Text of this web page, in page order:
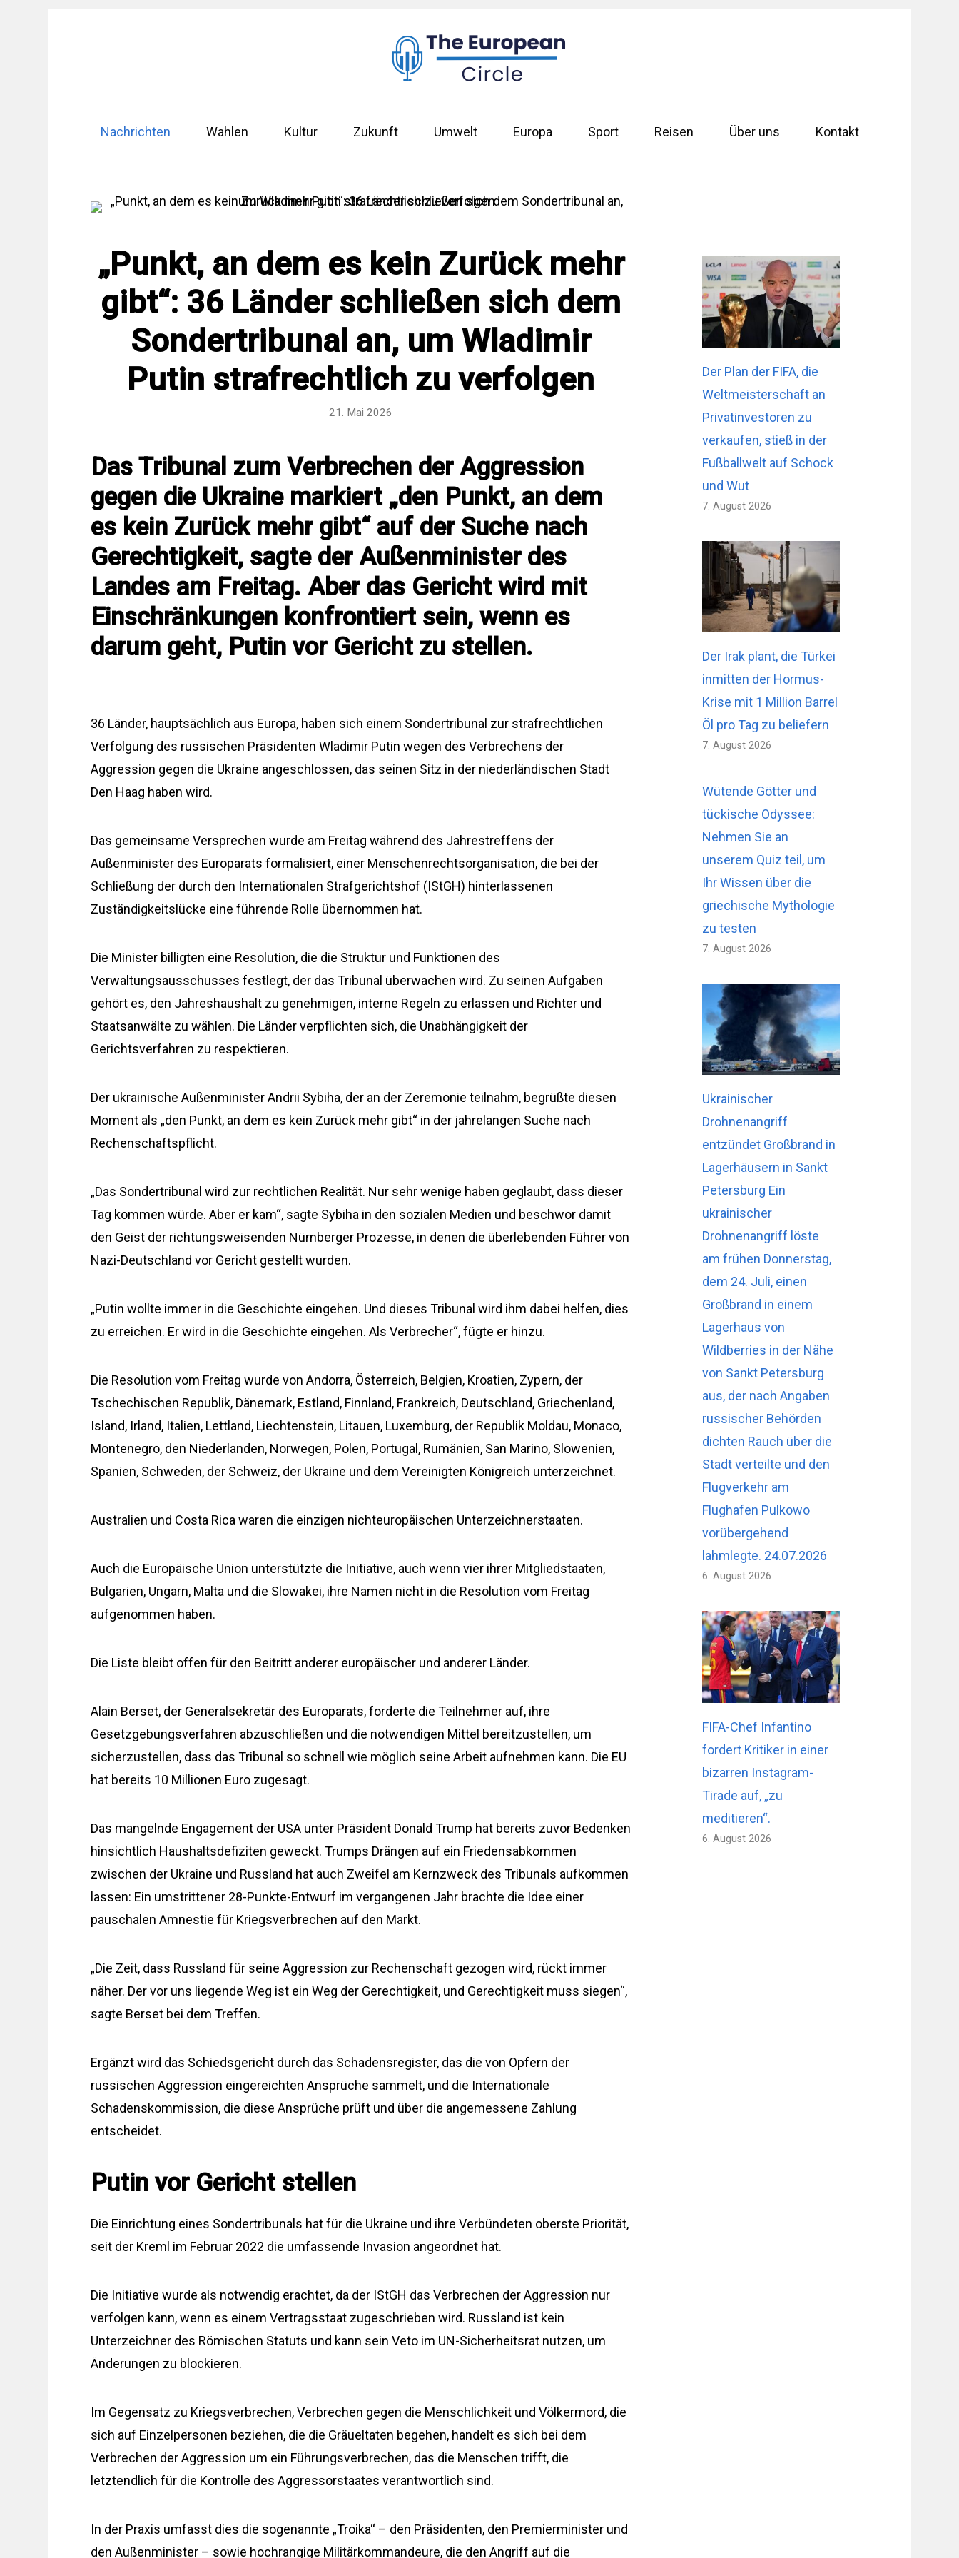
Nachrichten Wahlen Kultur Zukunft Umwelt Europa Sport Reisen Über uns Kontakt
„Punkt, an dem es kein Zurück mehr
gibt“: 36 Länder schließen sich dem
Sondertribunal an, um Wladimir
Putin strafrechtlich zu verfolgen
21. Mai 2026
Das Tribunal zum Verbrechen der Aggression
gegen die Ukraine markiert „den Punkt, an dem
es kein Zurück mehr gibt“ auf der Suche nach
Gerechtigkeit, sagte der Außenminister des
Landes am Freitag. Aber das Gericht wird mit
Einschränkungen konfrontiert sein, wenn es
darum geht, Putin vor Gericht zu stellen.
36 Länder, hauptsächlich aus Europa, haben sich einem Sondertribunal zur strafrechtlichen
Verfolgung des russischen Präsidenten Wladimir Putin wegen des Verbrechens der
Aggression gegen die Ukraine angeschlossen, das seinen Sitz in der niederländischen Stadt
Den Haag haben wird.
Das gemeinsame Versprechen wurde am Freitag während des Jahrestreffens der
Außenminister des Europarats formalisiert, einer Menschenrechtsorganisation, die bei der
Schließung der durch den Internationalen Strafgerichtshof (IStGH) hinterlassenen
Zuständigkeitslücke eine führende Rolle übernommen hat.
Die Minister billigten eine Resolution, die die Struktur und Funktionen des
Verwaltungsausschusses festlegt, der das Tribunal überwachen wird. Zu seinen Aufgaben
gehört es, den Jahreshaushalt zu genehmigen, interne Regeln zu erlassen und Richter und
Staatsanwälte zu wählen. Die Länder verpflichten sich, die Unabhängigkeit der
Gerichtsverfahren zu respektieren.
Der ukrainische Außenminister Andrii Sybiha, der an der Zeremonie teilnahm, begrüßte diesen
Moment als „den Punkt, an dem es kein Zurück mehr gibt“ in der jahrelangen Suche nach
Rechenschaftspflicht.
„Das Sondertribunal wird zur rechtlichen Realität. Nur sehr wenige haben geglaubt, dass dieser
Tag kommen würde. Aber er kam“, sagte Sybiha in den sozialen Medien und beschwor damit
den Geist der richtungsweisenden Nürnberger Prozesse, in denen die überlebenden Führer von
Nazi-Deutschland vor Gericht gestellt wurden.
„Putin wollte immer in die Geschichte eingehen. Und dieses Tribunal wird ihm dabei helfen, dies
zu erreichen. Er wird in die Geschichte eingehen. Als Verbrecher“, fügte er hinzu.
Die Resolution vom Freitag wurde von Andorra, Österreich, Belgien, Kroatien, Zypern, der
Tschechischen Republik, Dänemark, Estland, Finnland, Frankreich, Deutschland, Griechenland,
Island, Irland, Italien, Lettland, Liechtenstein, Litauen, Luxemburg, der Republik Moldau, Monaco,
Montenegro, den Niederlanden, Norwegen, Polen, Portugal, Rumänien, San Marino, Slowenien,
Spanien, Schweden, der Schweiz, der Ukraine und dem Vereinigten Königreich unterzeichnet.
Australien und Costa Rica waren die einzigen nichteuropäischen Unterzeichnerstaaten.
Auch die Europäische Union unterstützte die Initiative, auch wenn vier ihrer Mitgliedstaaten,
Bulgarien, Ungarn, Malta und die Slowakei, ihre Namen nicht in die Resolution vom Freitag
aufgenommen haben.
Die Liste bleibt offen für den Beitritt anderer europäischer und anderer Länder.
Alain Berset, der Generalsekretär des Europarats, forderte die Teilnehmer auf, ihre
Gesetzgebungsverfahren abzuschließen und die notwendigen Mittel bereitzustellen, um
sicherzustellen, dass das Tribunal so schnell wie möglich seine Arbeit aufnehmen kann. Die EU
hat bereits 10 Millionen Euro zugesagt.
Das mangelnde Engagement der USA unter Präsident Donald Trump hat bereits zuvor Bedenken
hinsichtlich Haushaltsdefiziten geweckt. Trumps Drängen auf ein Friedensabkommen
zwischen der Ukraine und Russland hat auch Zweifel am Kernzweck des Tribunals aufkommen
lassen: Ein umstrittener 28-Punkte-Entwurf im vergangenen Jahr brachte die Idee einer
pauschalen Amnestie für Kriegsverbrechen auf den Markt.
„Die Zeit, dass Russland für seine Aggression zur Rechenschaft gezogen wird, rückt immer
näher. Der vor uns liegende Weg ist ein Weg der Gerechtigkeit, und Gerechtigkeit muss siegen“,
sagte Berset bei dem Treffen.
Ergänzt wird das Schiedsgericht durch das Schadensregister, das die von Opfern der
russischen Aggression eingereichten Ansprüche sammelt, und die Internationale
Schadenskommission, die diese Ansprüche prüft und über die angemessene Zahlung
entscheidet.
Putin vor Gericht stellen
Die Einrichtung eines Sondertribunals hat für die Ukraine und ihre Verbündeten oberste Priorität,
seit der Kreml im Februar 2022 die umfassende Invasion angeordnet hat.
Die Initiative wurde als notwendig erachtet, da der IStGH das Verbrechen der Aggression nur
verfolgen kann, wenn es einem Vertragsstaat zugeschrieben wird. Russland ist kein
Unterzeichner des Römischen Statuts und kann sein Veto im UN-Sicherheitsrat nutzen, um
Änderungen zu blockieren.
Im Gegensatz zu Kriegsverbrechen, Verbrechen gegen die Menschlichkeit und Völkermord, die
sich auf Einzelpersonen beziehen, die die Gräueltaten begehen, handelt es sich bei dem
Verbrechen der Aggression um ein Führungsverbrechen, das die Menschen trifft, die
letztendlich für die Kontrolle des Aggressorstaates verantwortlich sind.
In der Praxis umfasst dies die sogenannte „Troika“ – den Präsidenten, den Premierminister und
den Außenminister – sowie hochrangige Militärkommandeure, die den Angriff auf die
Der Plan der FIFA, die
Weltmeisterschaft an
Privatinvestoren zu
verkaufen, stieß in der
Fußballwelt auf Schock
und Wut
7. August 2026
Der Irak plant, die Türkei
inmitten der Hormus-
Krise mit 1 Million Barrel
Öl pro Tag zu beliefern
7. August 2026
Wütende Götter und
tückische Odyssee:
Nehmen Sie an
unserem Quiz teil, um
Ihr Wissen über die
griechische Mythologie
zu testen
7. August 2026
Ukrainischer
Drohnenangriff
entzündet Großbrand in
Lagerhäusern in Sankt
Petersburg Ein
ukrainischer
Drohnenangriff löste
am frühen Donnerstag,
dem 24. Juli, einen
Großbrand in einem
Lagerhaus von
Wildberries in der Nähe
von Sankt Petersburg
aus, der nach Angaben
russischer Behörden
dichten Rauch über die
Stadt verteilte und den
Flugverkehr am
Flughafen Pulkowo
vorübergehend
lahmlegte. 24.07.2026
6. August 2026
FIFA-Chef Infantino
fordert Kritiker in einer
bizarren Instagram-
Tirade auf, „zu
meditieren“.
6. August 2026